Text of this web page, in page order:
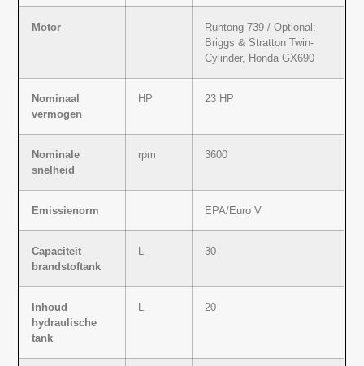
Motor
Runtong 739 / Optional:
Briggs & Stratton Twin-
Cylinder, Honda GX690
Nominaal
vermogen
HP 23 HP
Nominale
snelheid
rpm 3600
Emissienorm EPA/Euro V
Capaciteit
brandstoftank
L 30
Inhoud
hydraulische
tank
L 20